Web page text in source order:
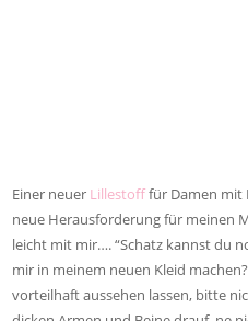
Einer neuer Lillestofffür Damen mit
neue Herausforderung für meinen
leicht mit mir…. “Schatz kannst du
mir in meinem neuen Kleid
vorteilhaft aussehen lassen, bitte